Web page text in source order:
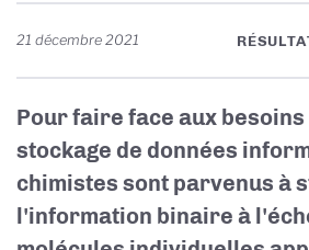
21 décembre 2021
Pour faire face aux
stockage de données
chimistes sont parvenus à
l'information binaire à